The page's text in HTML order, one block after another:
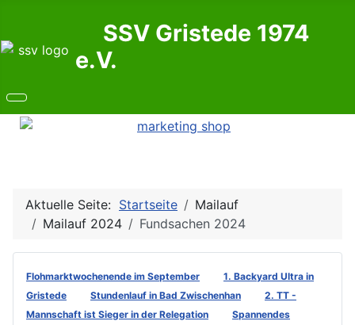
SSV Gristede 1974
e.V.
Aktuelle Seite: Startseite
Mailauf
Mailauf 2024
Fundsachen 2024
Flohmarktwochenende im September
1. Backyard Ultra in
Gristede
Stundenlauf in Bad Zwischenhan
2. TT -
Mannschaft ist Sieger in der Relegation
Spannendes